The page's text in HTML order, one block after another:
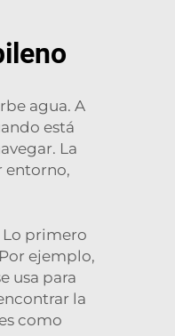
agua. A
está
La
entorno,
Lo primero
ejemplo,
usa para
la
como